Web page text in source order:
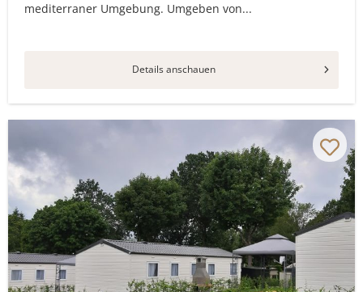
mediterraner Umgebung. Umgeben von...
Details anschauen